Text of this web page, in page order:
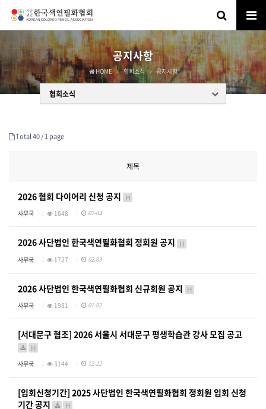
공지사항
HOME 협회소식 공지사항
협회소식
Total 40 /1 page
제목
2026 협회 다이어리 신청 공지 H
사무국 1648 02-04
2026 사단법인 한국색연필화협회 정회원 공지 H
사무국 1727 02-03
2026 사단법인 한국색연필화협회 신규회원 공지 H
사무국 1981 01-02
[서대문구 협조] 2026 서울시 서대문구 평생학습관 강사 모집 공고
H
사무국 3144 12-22
[입회신청기간] 2025 사단법인 한국색연필화협회 정회원 입회 신청
기간 공지
H